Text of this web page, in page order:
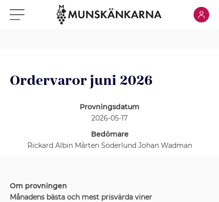
Klicka för meny Klicka
Ordervaror juni 2026
Provningsdatum
2026-05-17
Bedömare
Rickard Albin Mårten Söderlund Johan Wadman
Om provningen
Månadens bästa och mest prisvärda viner